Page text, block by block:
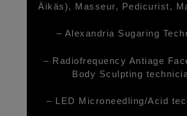
Äikäs), Masseur, Pedicurist,
– Alexandria Sugaring
– Radiofrequency Antiage
Body Sculpting
– LED Microneedling/Acid